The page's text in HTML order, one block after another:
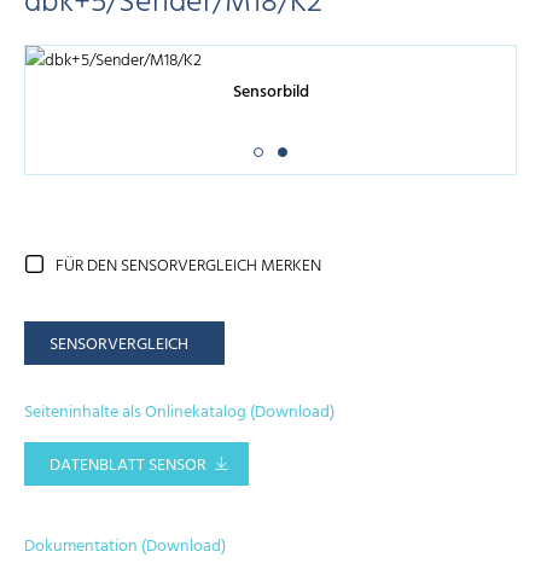
Sensorbild
FÜR DEN SENSORVERGLEICH MERKEN
SENSORVERGLEICH
Seiteninhalte als Onlinekatalog (Download)
DATENBLATT SENSOR
Dokumentation (Download)